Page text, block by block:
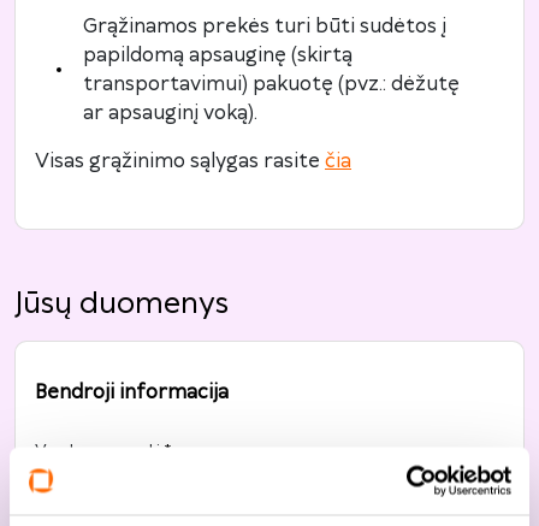
Grąžinamos prekės turi būti sudėtos į
papildomą apsauginę (skirtą
transportavimui) pakuotę (pvz.: dėžutę
ar apsauginį voką).
Visas grąžinimo sąlygas rasite čia
Jūsų duomenys
Bendroji informacija
Vardas, pavardė *